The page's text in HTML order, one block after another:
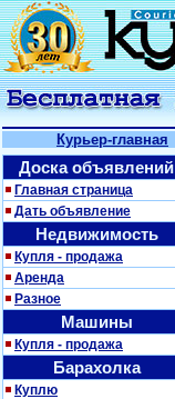
Курьер-главная
Доска объявлений
Главная страница
Дать объявление
Недвижимость
Купля - продажа
Аренда
Разное
Машины
Купля - продажа
Барахолка
Куплю